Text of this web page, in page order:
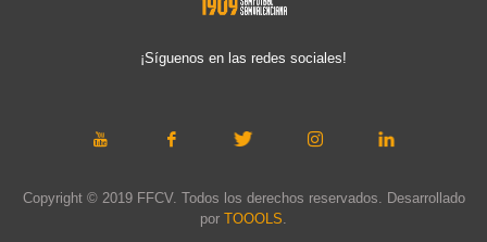
¡Síguenos en las redes sociales!
Copyright © 2019 FFCV. Todos los derechos reservados. Desarrollado
por TOOOLS.